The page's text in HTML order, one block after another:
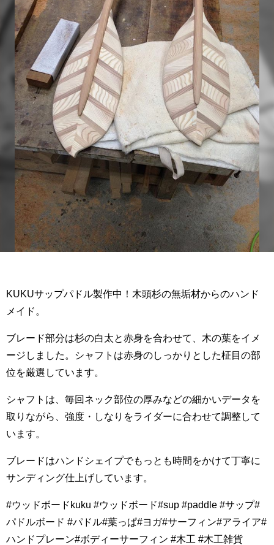
KUKUサップパドル製作中！木頭杉の無垢材からのハンド
メイド。
ブレード部分は杉の白太と赤身を合わせて、木の葉をイメ
ージしました。シャフトは赤身のしっかりとした柾目の部
位を厳選しています。
シャフトは、毎回ネック部位の厚みなどの細かいデータを
取りながら、強度・しなりをライダーに合わせて調整して
います。
ブレードはハンドシェイプでもっとも時間をかけて丁寧に
サンディング仕上げしています。
#ウッドボードkuku #ウッドボード#sup #paddle #サップ#
パドルボード #パドル#葉っぱ#ヨガ#サーフィン#アライア#
ハンドプレーン#ボディーサーフィン #木工 #木工雑貨